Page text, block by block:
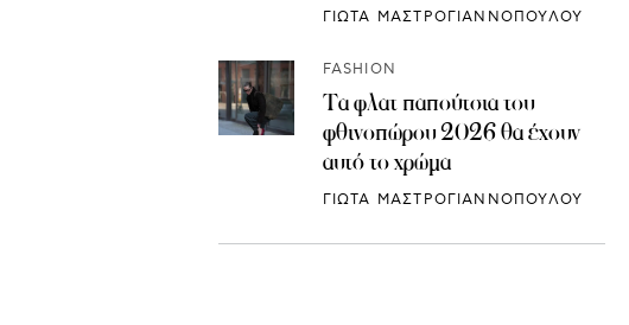
ΓΙΩΤΑ ΜΑΣΤΡΟΓΙΑΝΝΟΠΟΥΛΟΥ
FASHION
Τα φλατ παπούτσια του
φθινοπώρου 2026 θα έχουν
αυτό το χρώμα
ΓΙΩΤΑ ΜΑΣΤΡΟΓΙΑΝΝΟΠΟΥΛΟΥ